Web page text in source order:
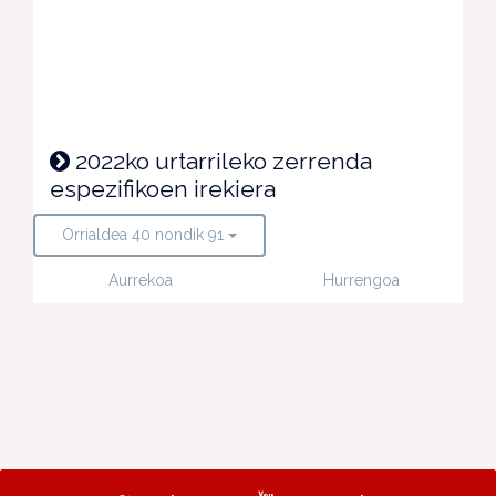
2022ko urtarrileko zerrenda
espezifikoen irekiera
Orrialdea 40 nondik 91
Aurrekoa Hurrengoa